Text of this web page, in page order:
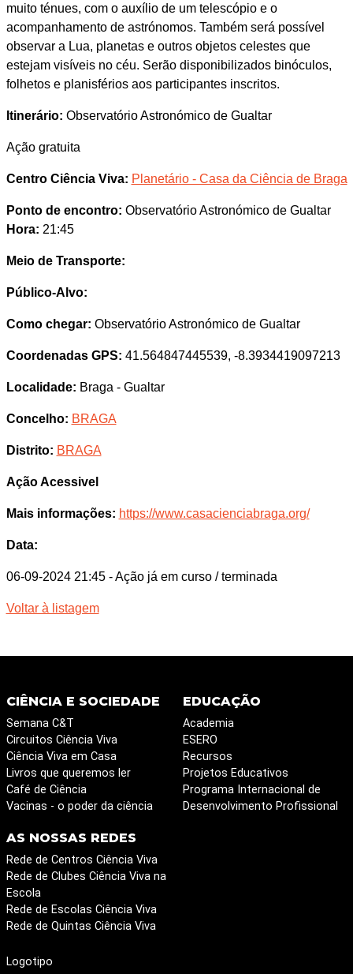
muito ténues, com o auxílio de um telescópio e o
acompanhamento de astrónomos. Também será possível
observar a Lua, planetas e outros objetos celestes que
estejam visíveis no céu. Serão disponibilizados binóculos,
folhetos e planisférios aos participantes inscritos.
Itinerário: Observatório Astronómico de Gualtar
Ação gratuita
Centro Ciência Viva: Planetário - Casa da Ciência de Braga
Ponto de encontro: Observatório Astronómico de Gualtar
Hora: 21:45
Meio de Transporte:
Público-Alvo:
Como chegar: Observatório Astronómico de Gualtar
Coordenadas GPS: 41.564847445539, -8.3934419097213
Localidade: Braga - Gualtar
Concelho: BRAGA
Distrito: BRAGA
Ação Acessivel
Mais informações: https://www.casacienciabraga.org/
Data:
06-09-2024 21:45 - Ação já em curso / terminada
Voltar à listagem
CIÊNCIA E SOCIEDADE
Semana C&T
Circuitos Ciência Viva
Ciência Viva em Casa
Livros que queremos ler
Café de Ciência
Vacinas - o poder da ciência
EDUCAÇÃO
Academia
ESERO
Recursos
Projetos Educativos
Programa Internacional de
Desenvolvimento Profissional
AS NOSSAS REDES
Rede de Centros Ciência Viva
Rede de Clubes Ciência Viva na
Escola
Rede de Escolas Ciência Viva
Rede de Quintas Ciência Viva
Logotipo